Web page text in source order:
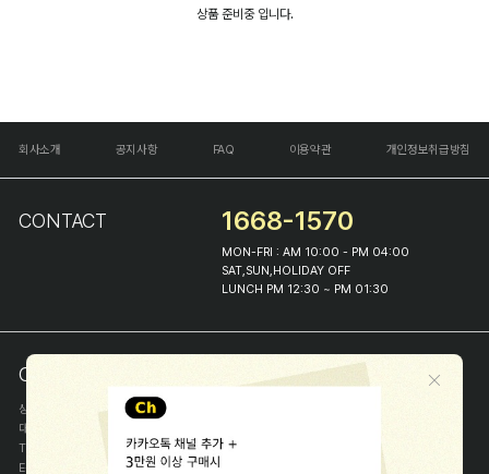
상품 준비중 입니다.
회사소개 공지사항 FAQ 이용약관 개인정보취급방침
CONTACT 1668-1570
MON-FRI : AM 10:00 - PM 04:00
SAT,SUN,HOLIDAY OFF
LUNCH PM 12:30 ~ PM 01:30
COMPANY INFO
상호
(주)해피프린스
대표
TEL
1668-1570
E-MAIL
help@happyprince.co.kr